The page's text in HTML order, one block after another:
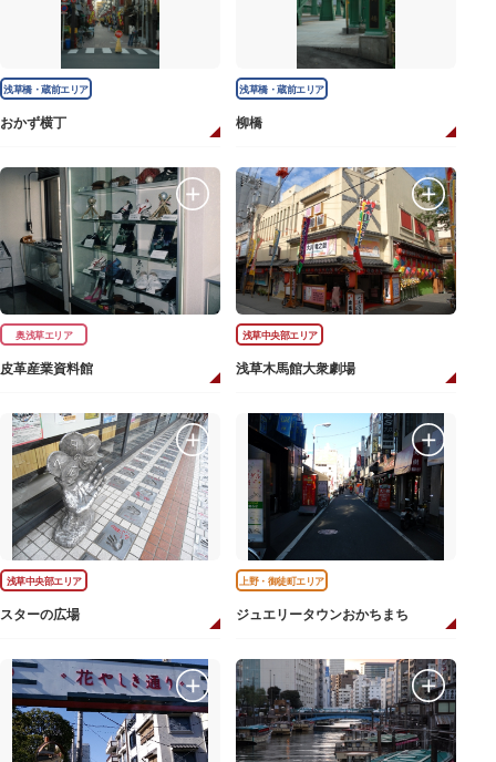
浅草橋・蔵前エリア
おかず横丁
浅草橋・蔵前エリア
柳橋
奥浅草エリア
皮革産業資料館
浅草中央部エリア
浅草木馬館大衆劇場
浅草中央部エリア
スターの広場
上野・御徒町エリア
ジュエリータウンおかちまち